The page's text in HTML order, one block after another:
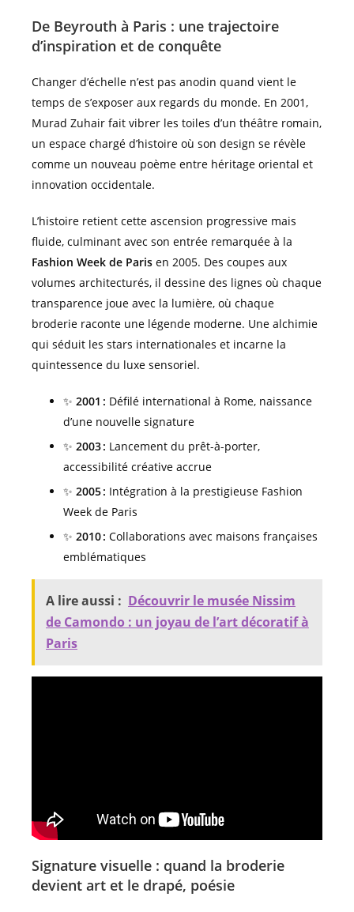
De Beyrouth à Paris : une trajectoire
d’inspiration et de conquête
Changer d’échelle n’est pas anodin quand vient le
temps de s’exposer aux regards du monde. En 2001,
Murad Zuhair fait vibrer les toiles d’un théâtre romain,
un espace chargé d’histoire où son design se révèle
comme un nouveau poème entre héritage oriental et
innovation occidentale.
L’histoire retient cette ascension progressive mais
fluide, culminant avec son entrée remarquée à la
Fashion Week de Paris en 2005. Des coupes aux
volumes architecturés, il dessine des lignes où chaque
transparence joue avec la lumière, où chaque
broderie raconte une légende moderne. Une alchimie
qui séduit les stars internationales et incarne la
quintessence du luxe sensoriel.
✨ 2001 : Défilé international à Rome, naissance
d’une nouvelle signature
✨ 2003 : Lancement du prêt-à-porter,
accessibilité créative accrue
✨ 2005 : Intégration à la prestigieuse Fashion
Week de Paris
✨ 2010 : Collaborations avec maisons françaises
emblématiques
A lire aussi : Découvrir le musée Nissim
de Camondo : un joyau de l’art décoratif à
Paris
Signature visuelle : quand la broderie
devient art et le drapé, poésie